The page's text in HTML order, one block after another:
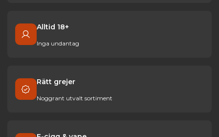
Alltid 18+
Inga undantag
Rätt grejer
Noggrant utvalt sortiment